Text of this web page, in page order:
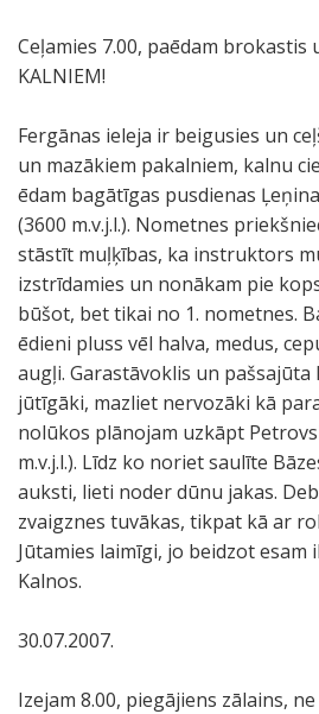
Ceļamies 7.00, paēdam brokastis
KALNIEM!
Fergānas ieleja ir beigusies un
un mazākiem pakalniem, kalnu
ēdam bagātīgas pusdienas
(3600 m.v.j.l.). Nometnes
stāstīt muļķības, ka instruktors
izstrīdamies un nonākam pie
būšot, bet tikai no 1. nometnes.
ēdieni pluss vēl halva, medus,
augļi. Garastāvoklis un
jūtīgāki, mazliet nervozāki kā
nolūkos plānojam uzkāpt
m.v.j.l.). Līdz ko noriet saulīte
auksti, lieti noder dūnu jakas.
zvaigznes tuvākas, tikpat kā ar
Jūtamies laimīgi, jo beidzot
Kalnos.
30.07.2007.
Izejam 8.00, piegājiens zālains,